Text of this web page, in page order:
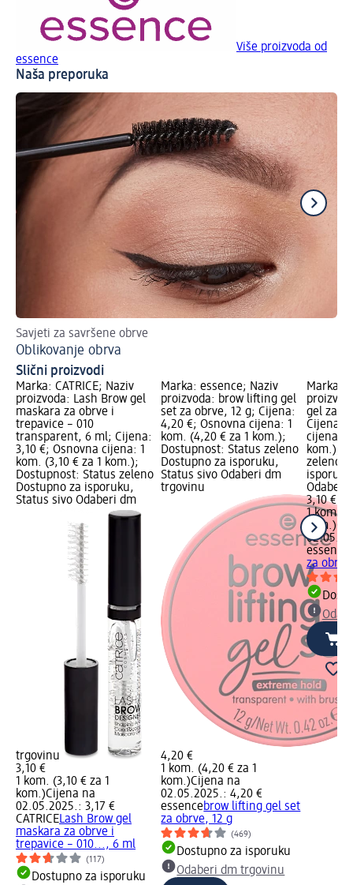
Više proizvoda od
essence
Naša preporuka
Savjeti za savršene obrve
Oblikovanje obrva
Slični proizvodi
Marka: CATRICE; Naziv
proizvoda: Lash Brow gel
maskara za obrve i
trepavice – 010
transparent, 6 ml; Cijena:
3,10 €; Osnovna cijena: 1
kom. (3,10 € za 1 kom.);
Dostupnost: Status zeleno
Dostupno za isporuku,
Status sivo Odaberi dm
trgovinu
3,10 €
1 kom. (3,10 € za 1
kom.)Cijena na
02.05.2025.: 3,17 €
CATRICELash Brow gel
maskara za obrve i
trepavice – 010..., 6 ml
(117)
Dostupno za isporuku
Marka: essence; Naziv
proizvoda: brow lifting gel
set za obrve, 12 g; Cijena:
4,20 €; Osnovna cijena: 1
kom. (4,20 € za 1 kom.);
Dostupnost: Status zeleno
Dostupno za isporuku,
Status sivo Odaberi dm
trgovinu
4,20 €
1 kom. (4,20 € za 1
kom.)Cijena na
02.05.2025.: 4,20 €
essencebrow lifting gel set
za obrve, 12 g
(469)
Dostupno za isporuku
Odaberi dm trgovinu
Marka:
gel za
Cijena:
cijena: 1
kom.);
zeleno
Odaberi
3,10 €
1 kom.
kom.)
essence
za